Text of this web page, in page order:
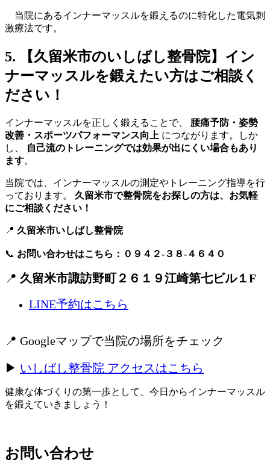
当院にあるインナーマッスルを鍛えるのに特化した電気刺
激療法です。
5. 【久留米市のいしばし整骨院】イン
ナーマッスルを鍛えたい方はご相談く
ださい！
インナーマッスルを正しく鍛えることで、 腰痛予防・姿勢
改善・スポーツパフォーマンス向上 につながります。しか
し、
自己流のトレーニングでは効果が出にくい場合もあり
ます。
当院では、インナーマッスルの測定やトレーニング指導を行
っております。 久留米市で整骨院をお探しの方は、お気軽
にご相談ください！
📍 久留米市いしばし整骨院
📞 お問い合わせはこちら：０９４２-３８-４６４０
📍 久留米市諏訪野町２６１９江崎第七ビル１F
LINE予約はこちら
📍 Googleマップで当院の場所をチェック
▶ いしばし整骨院 アクセスはこちら
健康な体づくりの第一歩として、今日からインナーマッスル
を鍛えていきましょう！
お問い合わせ